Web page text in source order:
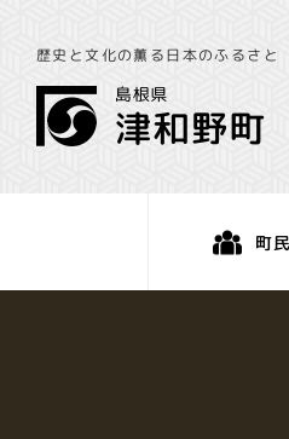
歴史と文化の薫る日本のふるさと
町